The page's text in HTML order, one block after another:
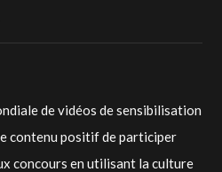
de vidéos de sensibilisation
contenu positif de participer
concours en utilisant la culture